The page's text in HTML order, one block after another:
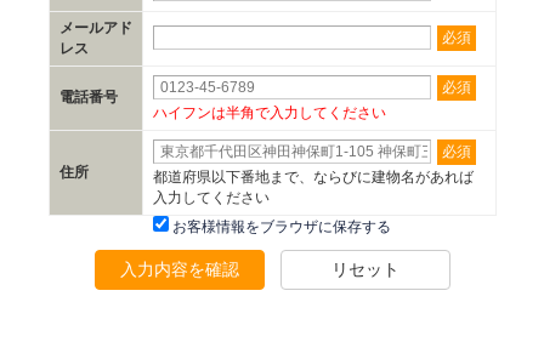
メールアド
レス
必須
電話番号
必須
ハイフンは半角で入力してください
住所
必須
都道府県以下番地まで、ならびに建物名があれば
入力してください
お客様情報をブラウザに保存する
入力内容を確認 リセット